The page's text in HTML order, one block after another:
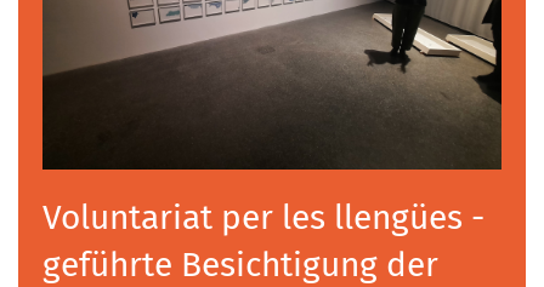
Voluntariat per les llengües -
geführte Besichtigung der